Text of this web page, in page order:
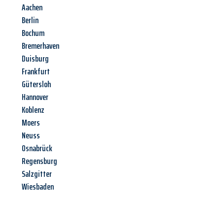
Aachen
Berlin
Bochum
Bremerhaven
Duisburg
Frankfurt
Gütersloh
Hannover
Koblenz
Moers
Neuss
Osnabrück
Regensburg
Salzgitter
Wiesbaden